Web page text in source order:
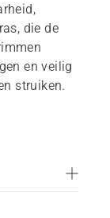
die de
en veilig
struiken.